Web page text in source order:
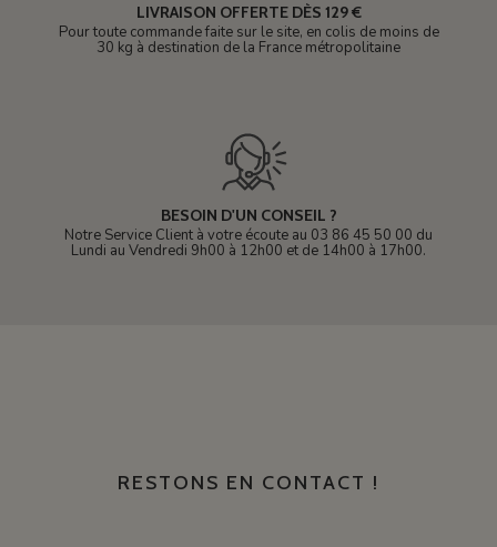
LIVRAISON OFFERTE DÈS 129 €
Pour toute commande faite sur le site, en colis de moins de
30 kg à destination de la France métropolitaine
BESOIN D'UN CONSEIL ?
Notre Service Client à votre écoute au 03 86 45 50 00 du
Lundi au Vendredi 9h00 à 12h00 et de 14h00 à 17h00.
RESTONS EN CONTACT !